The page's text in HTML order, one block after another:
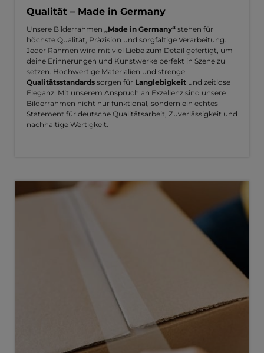
Qualität – Made in Germany
Unsere Bilderrahmen „Made in Germany“ stehen für
höchste Qualität, Präzision und sorgfältige Verarbeitung.
Jeder Rahmen wird mit viel Liebe zum Detail gefertigt, um
deine Erinnerungen und Kunstwerke perfekt in Szene zu
setzen. Hochwertige Materialien und strenge
Qualitätsstandards sorgen für Langlebigkeit und zeitlose
Eleganz. Mit unserem Anspruch an Exzellenz sind unsere
Bilderrahmen nicht nur funktional, sondern ein echtes
Statement für deutsche Qualitätsarbeit, Zuverlässigkeit und
nachhaltige Wertigkeit.